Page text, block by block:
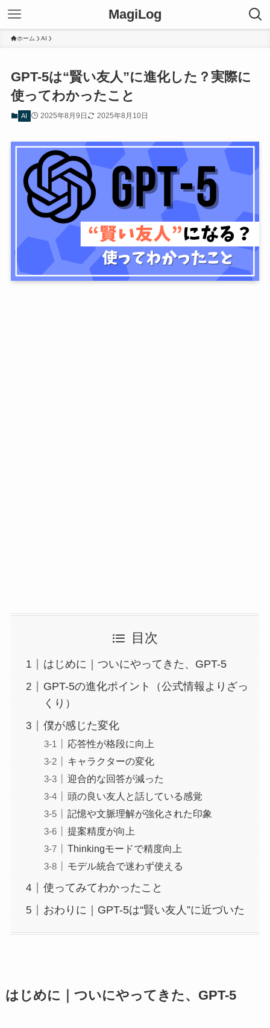
MagiLog
ホーム AI
GPT-5は“賢い友人”に進化した？実際に
使ってわかったこと
AI 2025年8月9日 2025年8月10日
目次
はじめに｜ついにやってきた、GPT-5
GPT-5の進化ポイント（公式情報よりざっ
くり）
僕が感じた変化
応答性が格段に向上
キャラクターの変化
迎合的な回答が減った
頭の良い友人と話している感覚
記憶や文脈理解が強化された印象
提案精度が向上
Thinkingモードで精度向上
モデル統合で迷わず使える
使ってみてわかったこと
おわりに｜GPT-5は“賢い友人”に近づいた
はじめに｜ついにやってきた、GPT-5